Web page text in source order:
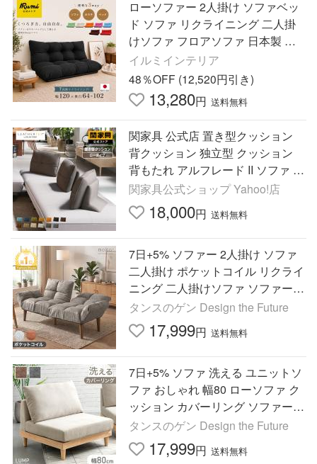
ローソファー 2人掛け ソファベッ
ド ソファ リクライニング 二人掛
けソファ フロアソファ 日本製 撥
水 コンパクト 120cm ごろ寝ソフ
ァ おすすめ 人気 安い
イルミインテリア
48％OFF (12,520円引き)
13,280円 送料無料
関家具 公式店 置き型クッション
背クッション 独立型 クッション
背もたれ アルフレード II ソファ ク
ッション 宅配便
関家具公式ショップ Yahoo!店
18,000円 送料無料
7日+5% ソファー 2人掛け ソファ
二人掛け ポケットコイル リクライ
ニング 二人掛けソファ ソファーベ
ット 2P ローソファ 一人掛け コン
パクト おしゃれ 北欧
タンスのゲン Design the Future
17,999円 送料無料
7日+5% ソファ 洗える ユニットソ
ファ おしゃれ 幅80 ローソファ ク
ッション カバーリング ソファー
木製 一人掛け シンプル
タンスのゲン Design the Future
17,999円 送料無料